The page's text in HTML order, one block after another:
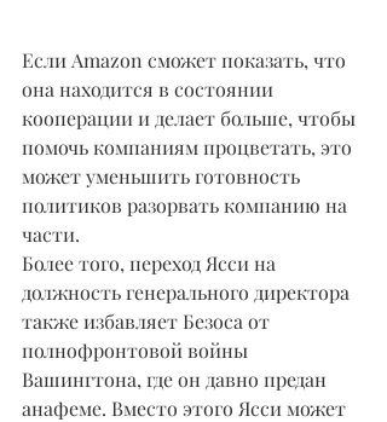
Если Amazon сможет показать, что
она находится в состоянии
кооперации и делает больше, чтобы
помочь компаниям процветать, это
может уменьшить готовность
политиков разорвать компанию на
части.
Более того, переход Ясси на
должность генерального директора
также избавляет Безоса от
полнофронтовой войны
Вашингтона, где он давно предан
анафеме. Вместо этого Ясси может